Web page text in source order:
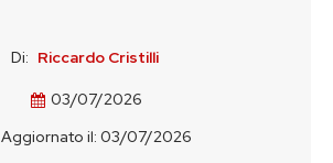
Di: Riccardo Cristilli
03/07/2026
Aggiornato il: 03/07/2026